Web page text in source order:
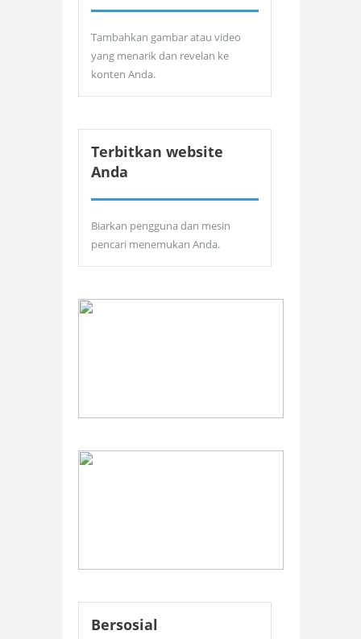
Tambahkan gambar atau video
yang menarik dan revelan ke
konten Anda.
Terbitkan website
Anda
Biarkan pengguna dan mesin
pencari menemukan Anda.
Bersosial